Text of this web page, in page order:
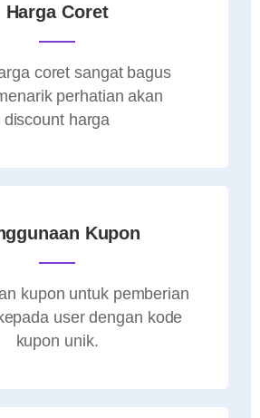
Harga Coret
coret sangat bagus
perhatian akan
discount harga
Kupon
kupon untuk pemberian
user dengan kode
kupon unik.